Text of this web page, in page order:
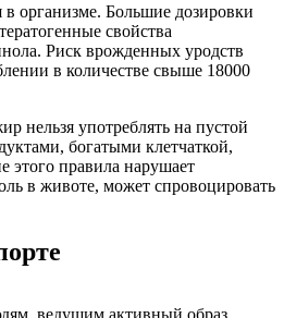
организме. Большие дозировки
свойства
Риск врожденных уродств
в количестве свыше 18000
нельзя употреблять на пустой
богатыми клетчаткой,
этого правила нарушает
в животе, может спровоцировать